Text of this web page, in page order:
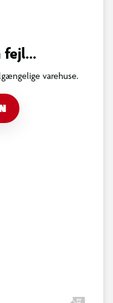
fejl...
varehuse.